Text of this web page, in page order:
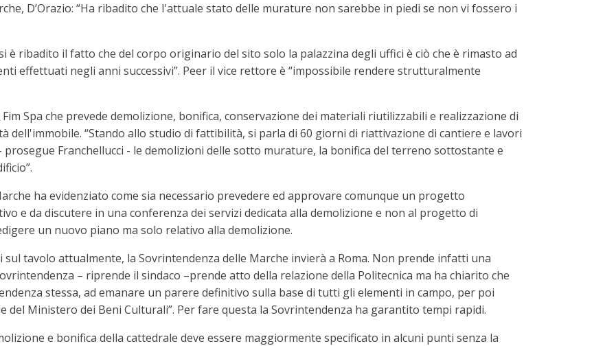
D’Orazio: “Ha ribadito che l'attuale stato delle murature non sarebbe in piedi se non vi fossero i
è ribadito il fatto che del corpo originario del sito solo la palazzina degli uffici è ciò che è rimasto ad
effettuati negli anni successivi”. Peer il vice rettore è “impossibile rendere strutturalmente
Spa che prevede demolizione, bonifica, conservazione dei materiali riutilizzabili e realizzazione di
dell'immobile. “Stando allo studio di fattibilità, si parla di 60 giorni di riattivazione di cantiere e lavori
Franchellucci - le demolizioni delle sotto murature, la bonifica del terreno sottostante e
ha evidenziato come sia necessario prevedere ed approvare comunque un progetto
e da discutere in una conferenza dei servizi dedicata alla demolizione e non al progetto di
un nuovo piano ma solo relativo alla demolizione.
tavolo attualmente, la Sovrintendenza delle Marche invierà a Roma. Non prende infatti una
– riprende il sindaco –prende atto della relazione della Politecnica ma ha chiarito che
stessa, ad emanare un parere definitivo sulla base di tutti gli elementi in campo, per poi
del Ministero dei Beni Culturali”. Per fare questa la Sovrintendenza ha garantito tempi rapidi.
e bonifica della cattedrale deve essere maggiormente specificato in alcuni punti senza la